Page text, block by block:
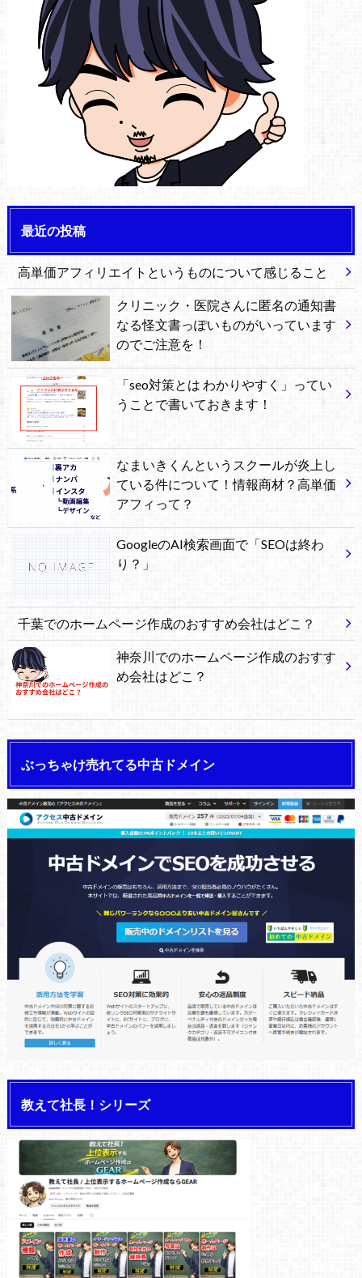
最近の投稿
高単価アフィリエイトというものについて感じること
クリニック・医院さんに匿名の通知書
なる怪文書っぽいものがいっています
のでご注意を！
「seo対策とは わかりやすく」ってい
うことで書いておきます！
なまいきくんというスクールが炎上し
ている件について！情報商材？高単価
アフィって？
GoogleのAI検索画面で「SEOは終わ
り？」
千葉でのホームページ作成のおすすめ会社はどこ？
神奈川でのホームページ作成のおすす
め会社はどこ？
ぶっちゃけ売れてる中古ドメイン
教えて社長！シリーズ